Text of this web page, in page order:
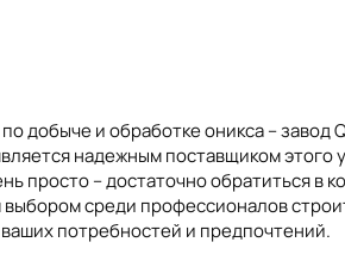
добыче и обработке оникса –
надежным поставщиком
просто – достаточно обратиться
среди профессионалов
ваших потребностей и предпочтений.